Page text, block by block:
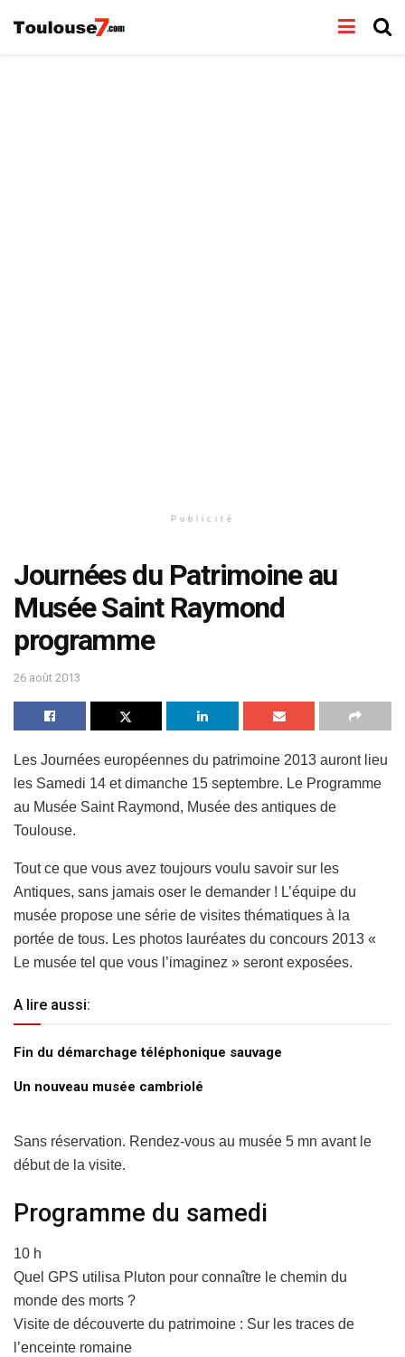
Publicité
Journées du Patrimoine au
Musée Saint Raymond
programme
26 août 2013
Les Journées européennes du patrimoine 2013 auront lieu
les Samedi 14 et dimanche 15 septembre. Le Programme
au Musée Saint Raymond, Musée des antiques de
Toulouse.
Tout ce que vous avez toujours voulu savoir sur les
Antiques, sans jamais oser le demander ! L’équipe du
musée propose une série de visites thématiques à la
portée de tous. Les photos lauréates du concours 2013 «
Le musée tel que vous l’imaginez » seront exposées.
A lire aussi:
Fin du démarchage téléphonique sauvage
Un nouveau musée cambriolé
Sans réservation. Rendez-vous au musée 5 mn avant le
début de la visite.
Programme du samedi
10 h
Quel GPS utilisa Pluton pour connaître le chemin du
monde des morts ?
Visite de découverte du patrimoine : Sur les traces de
l’enceinte romaine